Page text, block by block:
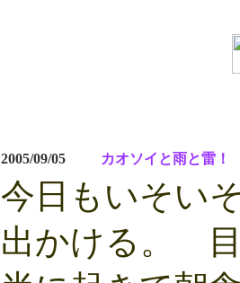
2005/09/05 カオソイと雨と雷！
今日もいそい
出かける。